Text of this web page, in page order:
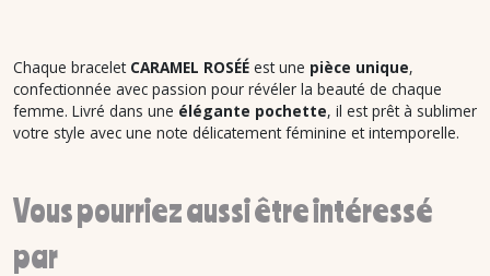
Chaque bracelet CARAMEL ROSÉÉ est une pièce unique,
confectionnée avec passion pour révéler la beauté de chaque
femme. Livré dans une élégante pochette, il est prêt à sublimer
votre style avec une note délicatement féminine et intemporelle.
Vous pourriez aussi être intéressé
par